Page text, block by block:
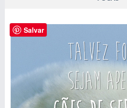
Salvar